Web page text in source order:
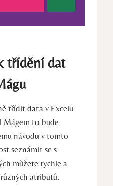
třídění dat
třídit data v Excelu
Mágem to bude
návodu v tomto
seznámit se s
můžete rychle a
atributů.